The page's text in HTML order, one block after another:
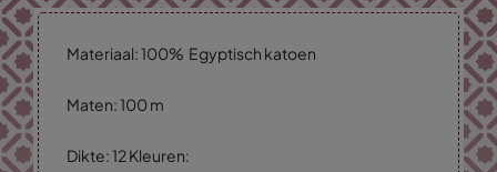
Materiaal: 100% Egyptisch katoen
Maten: 100 m
Dikte: 12 Kleuren: